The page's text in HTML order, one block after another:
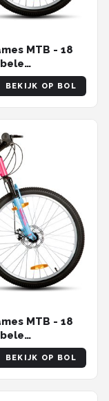
MTB - 18
BEKIJK OP BOL
MTB - 18
BEKIJK OP BOL